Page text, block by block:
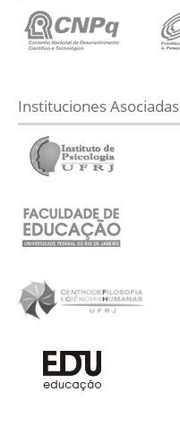
Instituciones Asociadas